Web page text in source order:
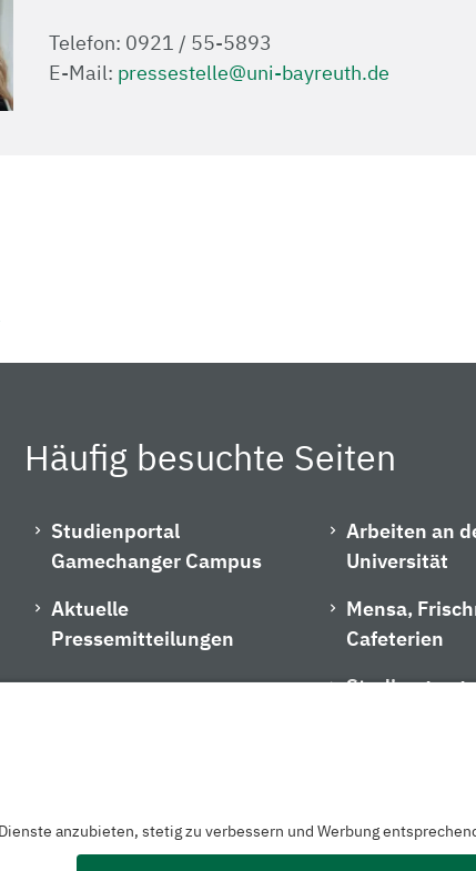
Telefon: 0921 / 55-5893
E-Mail: pressestelle@uni-bayreuth.de
Häufig besuchte Seiten
Studienportal
Gamechanger Campus
Aktuelle
Pressemitteilungen
Arbeiten an
Universität
Mensa,
Cafeterien
Barrierefreiheitserklärung